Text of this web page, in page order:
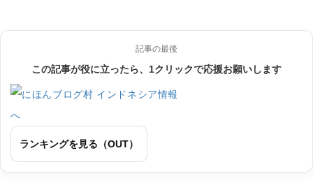
記事の最後
この記事が役に立ったら、1クリックで応援お願いします
ランキングを見る（OUT）